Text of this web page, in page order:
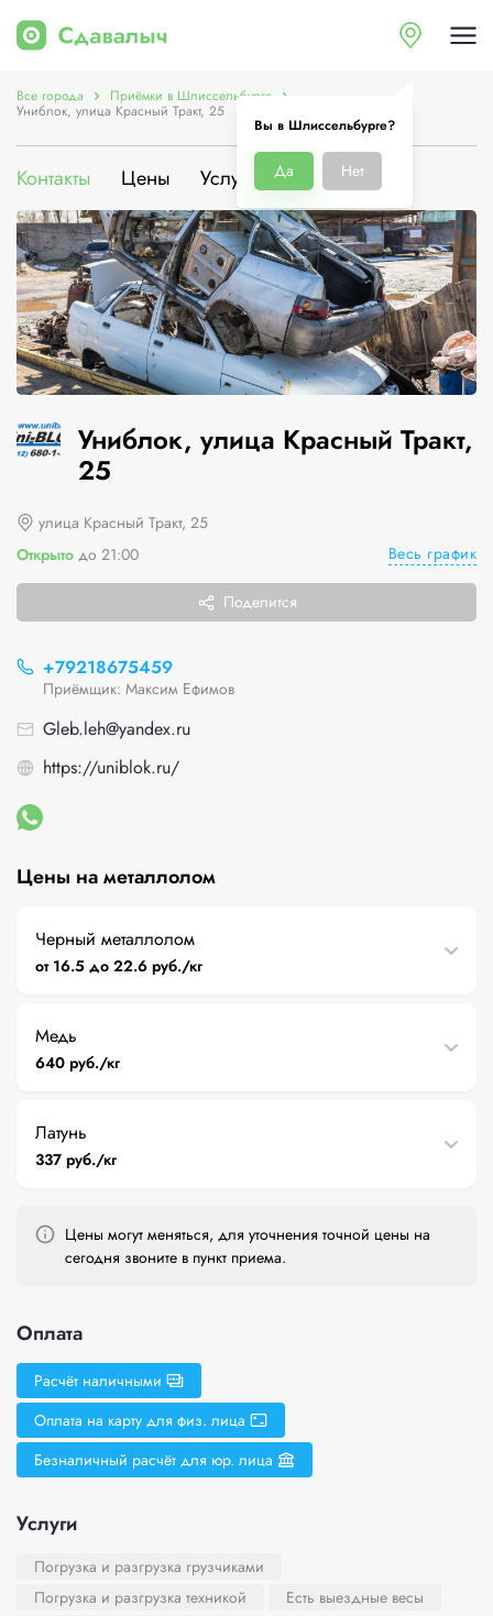
Вы в Шлиссельбурге?
Да Нет
Все города Приёмки в Шлиссельбурге
Униблок, улица Красный Тракт, 25
Контакты Цены Услуги О компании
Униблок, улица Красный Тракт,
25
улица Красный Тракт, 25
Открыто до 21:00 Весь график
Поделится
+79218675459
Приёмщик: Максим Ефимов
Gleb.leh@yandex.ru
https://uniblok.ru/
Цены на металлолом
Черный металлолом
от 16.5 до 22.6 руб./кг
Медь
640 руб./кг
Латунь
337 руб./кг
Цены могут меняться, для уточнения точной цены на
сегодня звоните в пункт приема.
Оплата
Расчёт наличными
Оплата на карту для физ. лица
Безналичный расчёт для юр. лица
Услуги
Погрузка и разгрузка грузчиками
Погрузка и разгрузка техникой
Есть выездные весы